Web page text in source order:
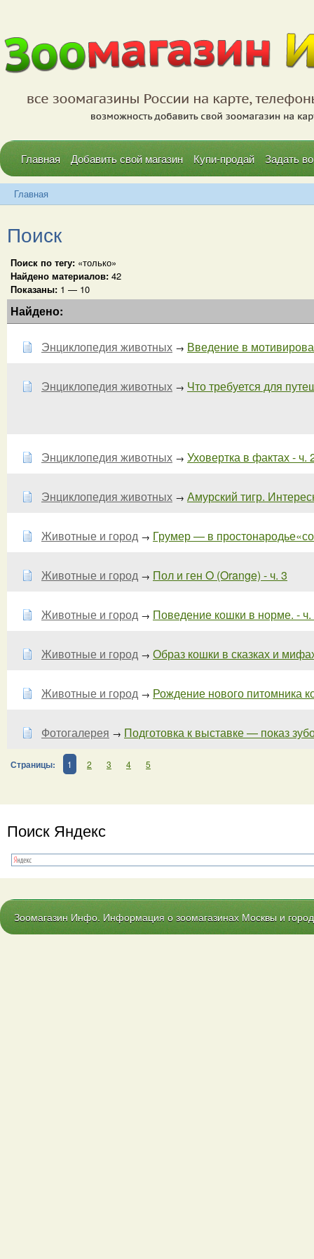
Главная Добавить свой магазин Купи-продай Задать
Главная
Поиск
Поиск по тегу: «только»
Найдено материалов: 42
Показаны: 1 — 10
Найдено:
Энциклопедия животных → Введение в
Энциклопедия животных → Что требуется для
Энциклопедия животных → Уховертка в фактах - ч.
Энциклопедия животных → Амурский тигр.
Животные и город → Грумер — в
Животные и город → Пол и ген O (Orange) - ч. 3
Животные и город → Поведение кошки в норме. - ч.
Животные и город → Образ кошки в сказках и
Животные и город → Рождение нового питомника
Фотогалерея → Подготовка к выставке — показ
Страницы: 1 2 3 4 5
Поиск Яндекс
Зоомагазин Инфо. Информация о зоомагазинах Москвы и